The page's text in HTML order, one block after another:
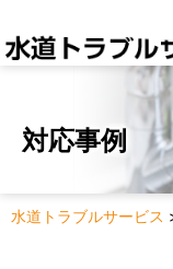
対応事例
水道トラブルサービス